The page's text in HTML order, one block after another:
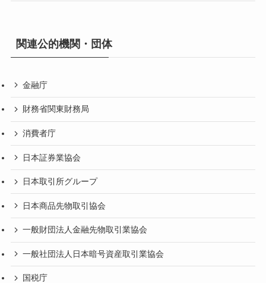
関連公的機関・団体
金融庁
財務省関東財務局
消費者庁
日本証券業協会
日本取引所グループ
日本商品先物取引協会
一般財団法人金融先物取引業協会
一般社団法人日本暗号資産取引業協会
国税庁